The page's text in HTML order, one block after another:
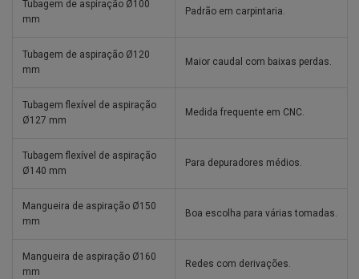
Tubagem de aspiração Ø100
mm
Padrão em carpintaria.
Tubagem de aspiração Ø120
mm
Maior caudal com baixas perdas.
Tubagem flexível de aspiração
Ø127 mm
Medida frequente em CNC.
Tubagem flexível de aspiração
Ø140 mm
Para depuradores médios.
Mangueira de aspiração Ø150
mm
Boa escolha para várias tomadas.
Mangueira de aspiração Ø160
mm
Redes com derivações.